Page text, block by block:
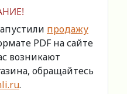
продажу
PDF на сайте
возникают
обращайтесь
.